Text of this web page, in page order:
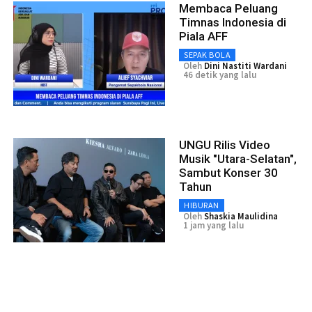
Membaca Peluang
Timnas Indonesia di
Piala AFF
SEPAK BOLA
Oleh Dini Nastiti Wardani
46 detik yang lalu
UNGU Rilis Video
Musik "Utara-Selatan",
Sambut Konser 30
Tahun
HIBURAN
OlehShaskia Maulidina
1 jam yang lalu